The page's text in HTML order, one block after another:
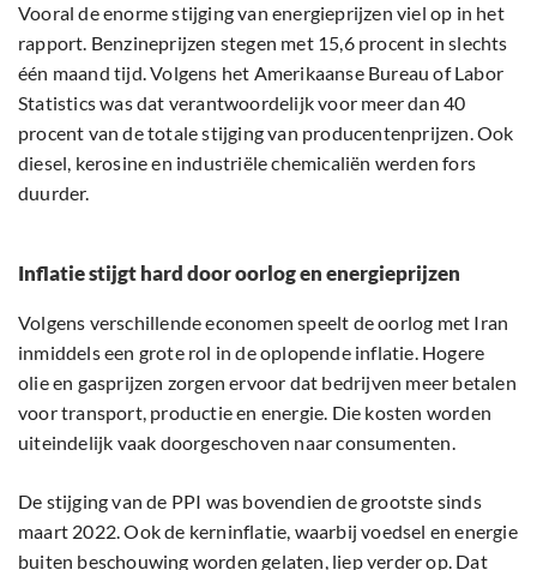
Vooral de enorme stijging van energieprijzen viel op in het
rapport. Benzineprijzen stegen met 15,6 procent in slechts
één maand tijd. Volgens het Amerikaanse Bureau of Labor
Statistics was dat verantwoordelijk voor meer dan 40
procent van de totale stijging van producentenprijzen. Ook
diesel, kerosine en industriële chemicaliën werden fors
duurder.
Inflatie stijgt hard door oorlog en energieprijzen
Volgens verschillende economen speelt de oorlog met Iran
inmiddels een grote rol in de oplopende inflatie. Hogere
olie en gasprijzen zorgen ervoor dat bedrijven meer betalen
voor transport, productie en energie. Die kosten worden
uiteindelijk vaak doorgeschoven naar consumenten.
De stijging van de PPI was bovendien de grootste sinds
maart 2022. Ook de kerninflatie, waarbij voedsel en energie
buiten beschouwing worden gelaten, liep verder op. Dat